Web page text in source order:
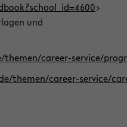
>
und
themen/career-service/
themen/career-service/